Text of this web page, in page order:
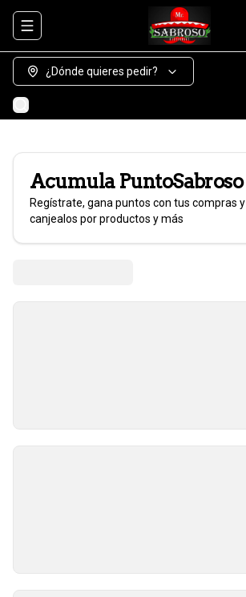
Abrir menu de navegación
¿Dónde quieres pedir?
Acumula PuntoSabroso
Regístrate, gana puntos con tus compras y
canjealos por productos y más